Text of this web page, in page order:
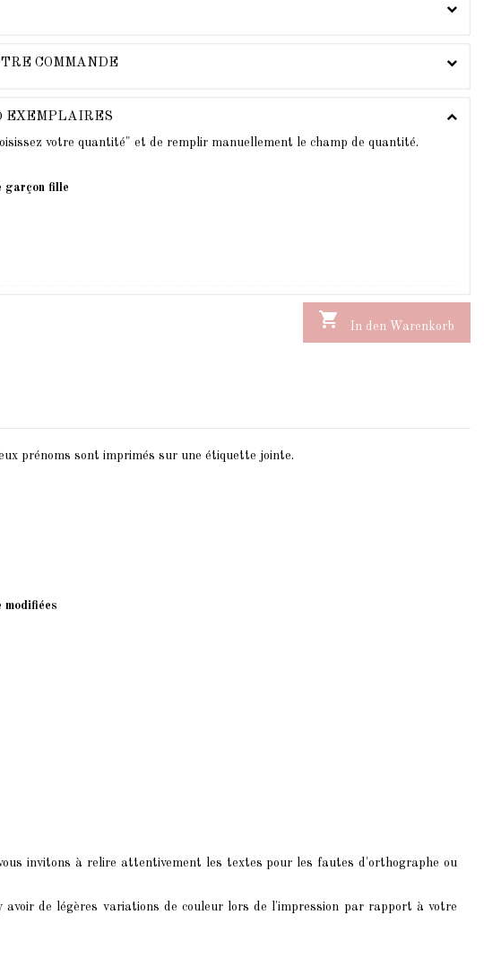
COMMANDE
EXEMPLAIRES
votre quantité" et de remplir manuellement le champ de quantité.
garçon fille
 In den Warenkorb
prénoms sont imprimés sur une étiquette jointe.
modifiées
invitons à relire attentivement les textes pour les fautes d'orthographe ou
de légères variations de couleur lors de l'impression par rapport à votre